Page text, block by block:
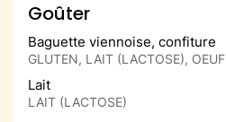
Goûter
Baguette viennoise, confiture
GLUTEN, LAIT (LACTOSE), OEUF
Lait
LAIT (LACTOSE)